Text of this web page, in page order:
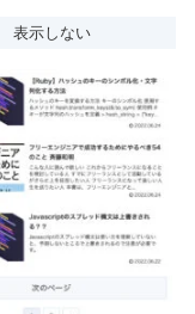
表示しない